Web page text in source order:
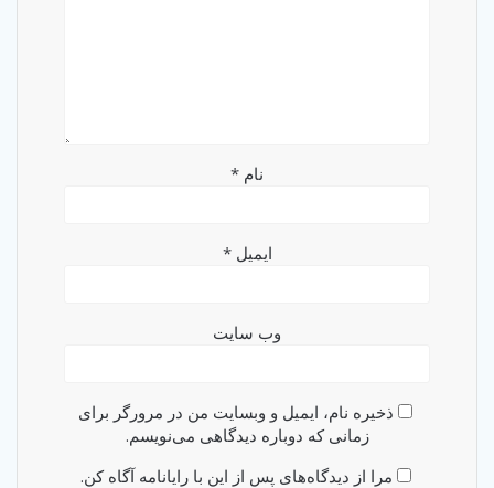
نام *
ایمیل*
وب‌ سایت
ذخیره نام، ایمیل و وبسایت من در مرورگر برای
زمانی که دوباره دیدگاهی می‌نویسم.
مرا از دیدگاه‌های پس از این با رایانامه آگاه کن.